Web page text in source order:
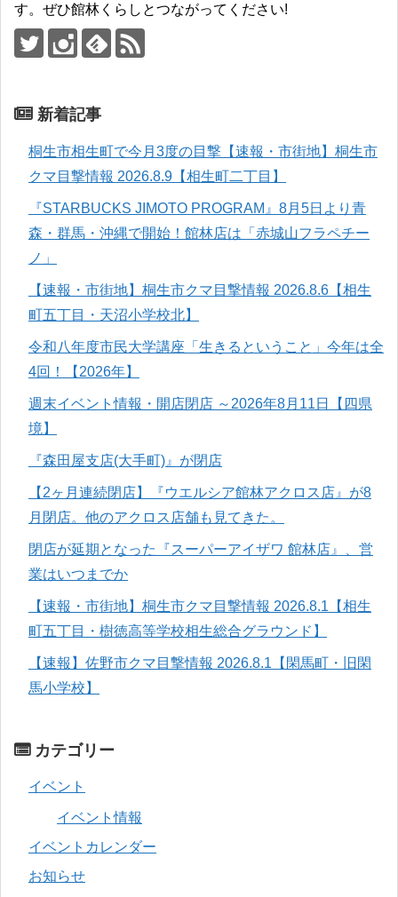
す。ぜひ館林くらしとつながってください!
新着記事
桐生市相生町で今月3度の目撃【速報・市街地】桐生市
クマ目撃情報 2026.8.9【相生町二丁目】
『STARBUCKS JIMOTO PROGRAM』8月5日より青
森・群馬・沖縄で開始！館林店は「赤城山フラペチー
ノ」
【速報・市街地】桐生市クマ目撃情報 2026.8.6【相生
町五丁目・天沼小学校北】
令和八年度市民大学講座「生きるということ」今年は全
4回！【2026年】
週末イベント情報・開店閉店 ～2026年8月11日【四県
境】
『森田屋支店(大手町)』が閉店
【2ヶ月連続閉店】『ウエルシア館林アクロス店』が8
月閉店。他のアクロス店舗も見てきた。
閉店が延期となった『スーパーアイザワ 館林店』、営
業はいつまでか
【速報・市街地】桐生市クマ目撃情報 2026.8.1【相生
町五丁目・樹徳高等学校相生総合グラウンド】
【速報】佐野市クマ目撃情報 2026.8.1【閑馬町・旧閑
馬小学校】
カテゴリー
イベント
イベント情報
イベントカレンダー
お知らせ